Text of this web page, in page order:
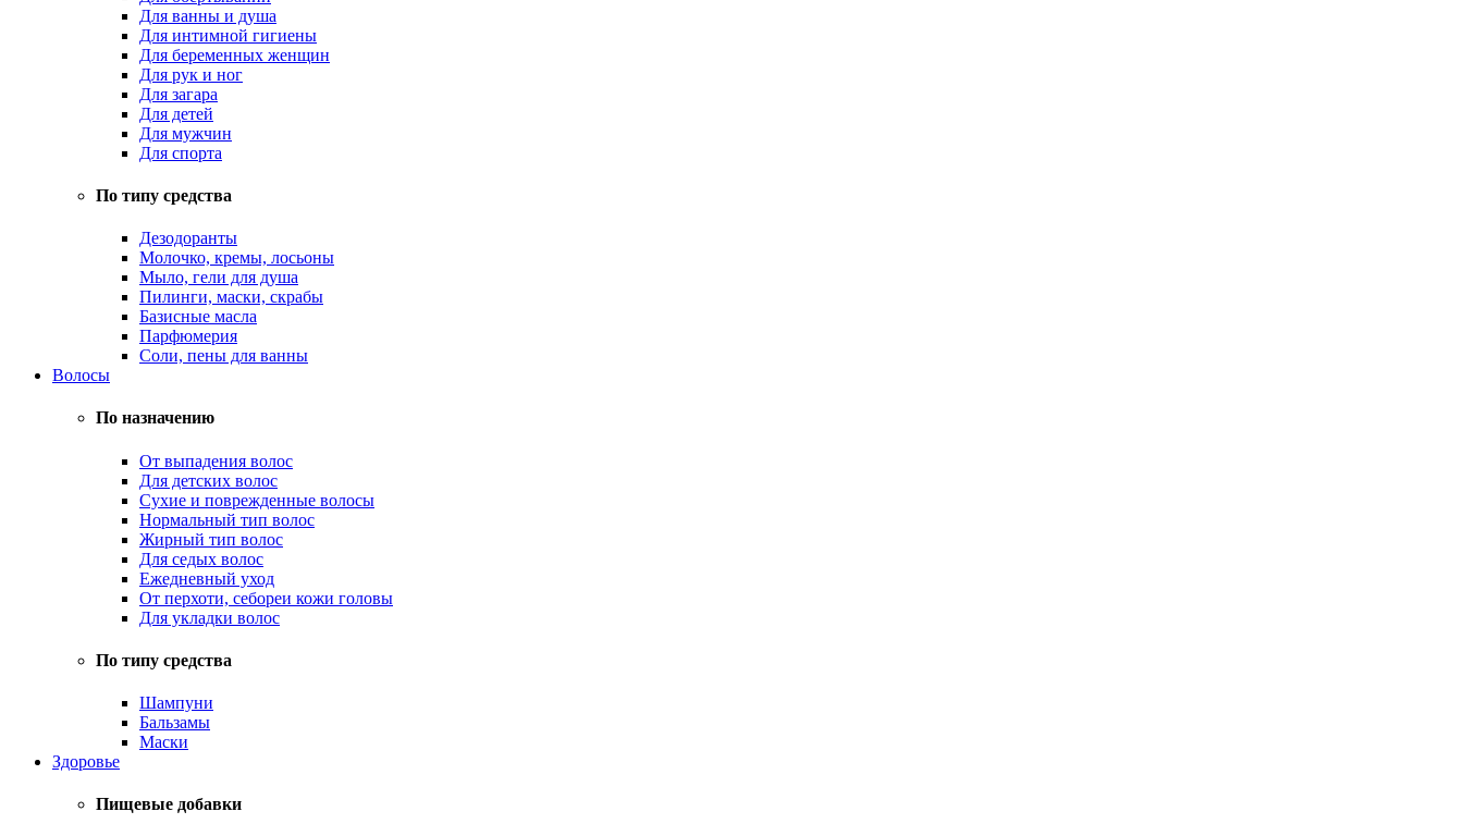
Для ванны и душа
Для интимной гигиены
Для беременных женщин
Для рук и ног
Для загара
Для детей
Для мужчин
Для спорта
По типу средства
Дезодоранты
Молочко, кремы, лосьоны
Мыло, гели для душа
Пилинги, маски, скрабы
Базисные масла
Парфюмерия
Соли, пены для ванны
Волосы
По назначению
От выпадения волос
Для детских волос
Сухие и поврежденные волосы
Нормальный тип волос
Жирный тип волос
Для седых волос
Ежедневный уход
От перхоти, себореи кожи головы
Для укладки волос
По типу средства
Шампуни
Бальзамы
Маски
Здоровье
Пищевые добавки